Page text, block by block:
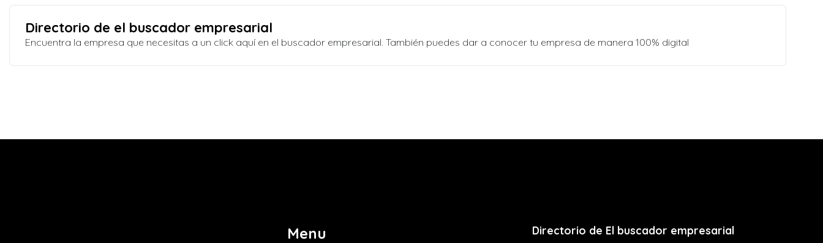
Directorio de el buscador empresarial
Encuentra la empresa que necesitas a un click aquí en el buscador empresarial. También puedes dar a conocer tu empresa de manera 100% digital
Menu Directorio de El buscador empresarial